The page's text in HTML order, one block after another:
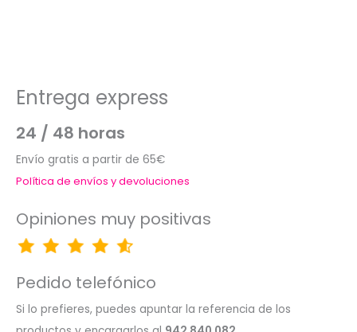
Entrega express
24 / 48 horas
Envío gratis a partir de 65€
Política de envíos y devoluciones
Opiniones muy positivas
Pedido telefónico
Si lo prefieres, puedes apuntar la referencia de los